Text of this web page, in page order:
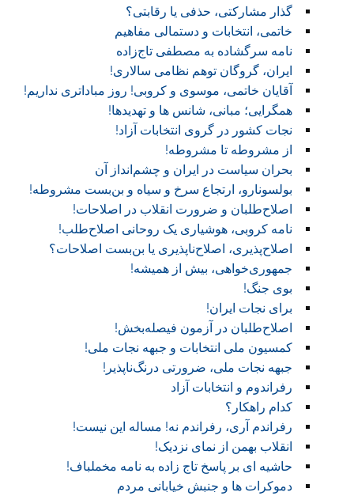
گذار مشارکتی، حذفی یا رقابتی؟
خاتمی، انتخابات و دستمالی مفاهیم
نامه سرگشاده به مصطفی تاج‌زاده
ایران، گروگان توهم نظامی سالاری!
آقایان خاتمی، موسوی و کروبی! روز مباداتری نداریم!‏
همگرایی؛ مبانی، شانس ها و تهدیدها!
نجات کشور در گروی انتخابات آزاد!
از مشروطه تا مشروطه!
بحران سیاست در ایران و چشم‌انداز آن
بولسونارو، ارتجاع سرخ و سیاه و بن‌بست مشروطه!
اصلاح‌طلبان و ضرورت انقلاب در اصلاحات!
نامه کروبی، هوشیاری یک روحانی اصلاح‌طلب!
اصلاح‌پذیری، اصلاح‌ناپذیری یا بن‌بست اصلاحات؟
جمهوری‌خواهی، بیش از همیشه!
بوی جنگ!
برای نجات ایران!
اصلاح‌طلبان در آزمون فیصله‌بخش!
کمسیون ملی انتخابات و جبهه نجات ملی!
جبهه نجات ملی، ضرورتی درنگ‌ناپذیر!
رفراندوم و انتخابات آزاد
کدام راهکار؟
رفراندم آری، رفراندم نه! مساله این نیست!
انقلاب بهمن از نمای نزدیک!
حاشیه ای بر پاسخ تاج زاده به نامه مخملباف!
دموکرات ها و جنبش خیابانی مردم